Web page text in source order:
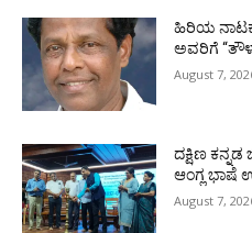
ಹಿರಿಯ
ಅವರಿಗೆ
August 7,
ದಕ್ಷಿಣ
ಆಂಗ್ಲ ಭಾಷೆ
August 7,